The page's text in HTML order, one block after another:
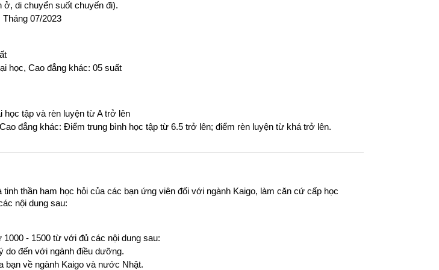
di chuyển suốt chuyến đi).
07/2023
học, Cao đẳng khác: 05 suất
học tập và rèn luyện từ A trở lên
đẳng khác: Điểm trung bình học tập từ 6.5 trở lên; điểm rèn luyện từ khá trở lên.
thần ham học hỏi của các bạn ứng viên đối với ngành Kaigo, làm căn cứ cấp học
nội dung sau:
- 1500 từ với đủ các nội dung sau:
do đến với ngành điều dưỡng.
bạn về ngành Kaigo và nước Nhật.